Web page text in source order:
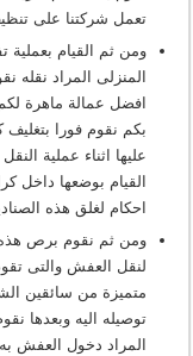
تعمل شركتنا على
ومن ثم القيام
المنزلى المراد نقله
افضل عمالة ماهرة
بكم نقوم فورا
عليها اثناء عملية
القيام بوضعها داخل
احكام لغلق هذه
ومن ثم نقوم برص
لنقل العفش والتى
متميزة من سائقين
توصيله اليه وبعدها
المراد دخول العفش به